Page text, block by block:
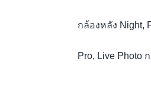
กล้องหลัง Night,
Pro, Live Photo